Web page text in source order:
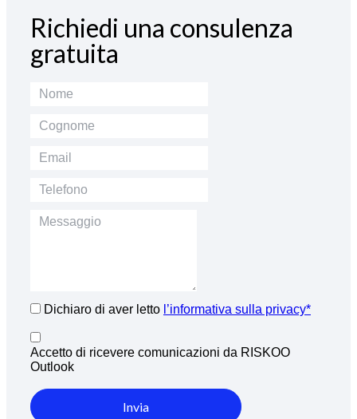
Richiedi una consulenza
gratuita
Dichiaro di aver letto l’informativa sulla privacy*
Accetto di ricevere comunicazioni da RISKOO
Outlook
Invia